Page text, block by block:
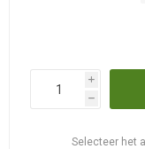
i
h
Selecteer het